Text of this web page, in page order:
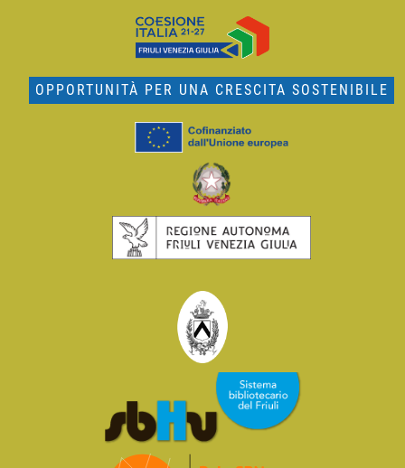
OPPORTUNITÀ PER UNA CRESCITA SOSTENIBILE